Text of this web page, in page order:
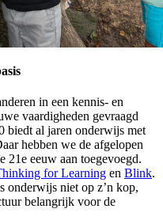
in een kennis- en
vaardigheden gevraagd
biedt al jaren onderwijs met
hebben we de afgelopen
21e eeuw aan toegevoegd.
for Learning en Blink.
onderwijs niet op z’n kop,
belangrijk voor de